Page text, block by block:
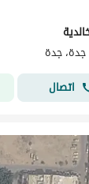
جدة، جدة
اتصال